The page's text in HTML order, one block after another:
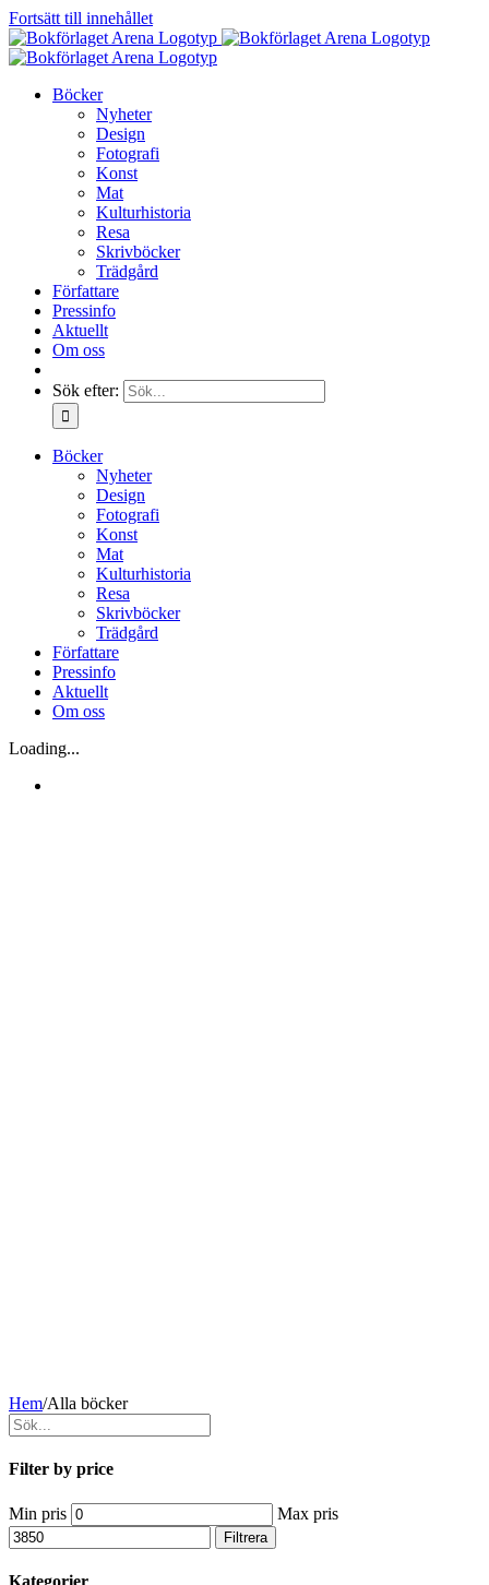
Fortsätt till innehållet
Böcker
Nyheter
Design
Fotografi
Konst
Mat
Kulturhistoria
Resa
Skrivböcker
Trädgård
Författare
Pressinfo
Aktuellt
Om oss
Sök efter:
Böcker
Nyheter
Design
Fotografi
Konst
Mat
Kulturhistoria
Resa
Skrivböcker
Trädgård
Författare
Pressinfo
Aktuellt
Om oss
Loading...
Hem/Alla böcker
Filter by price
Min pris Max pris
Filtrera
Kategorier